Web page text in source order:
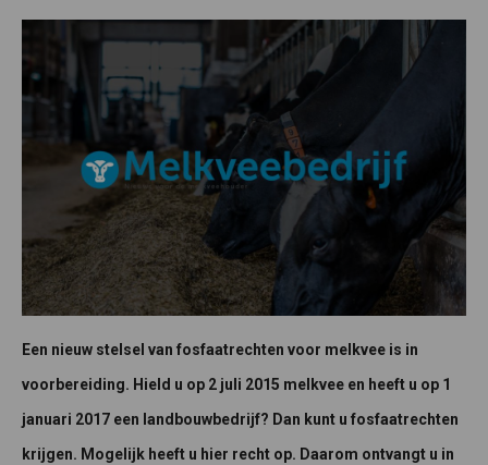
Een nieuw stelsel van fosfaatrechten voor melkvee is in
voorbereiding. Hield u op 2 juli 2015 melkvee en heeft u op 1
januari 2017 een landbouwbedrijf? Dan kunt u fosfaatrechten
krijgen. Mogelijk heeft u hier recht op. Daarom ontvangt u in